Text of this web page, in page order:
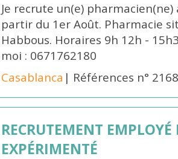
Je recrute un(e)
partir du 1er Août. Pharmacie
Habbous. Horaires 9h 12h -
moi : 0671762180
Casablanca | Références n°
RECRUTEMENT
EXPÉRIMENTÉ